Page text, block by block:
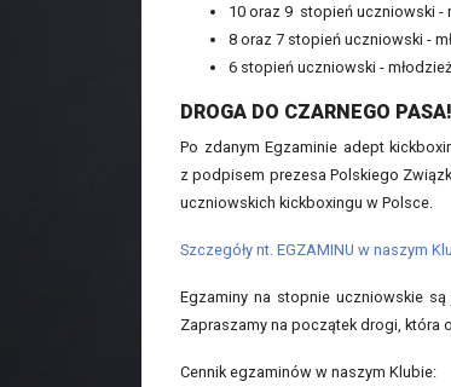
10 oraz 9 stopień uczniowski -
8 oraz 7 stopień uczniowski -
6 stopień uczniowski -
DROGA DO CZARNEGO PASA!
Po zdanym Egzaminie adept
z podpisem prezesa Polskiego
uczniowskich kickboxingu w Polsce.
Szczegóły nt. EGZAMINU w naszym
Egzaminy na stopnie uczniowskie
Zapraszamy na początek drogi, która
Cennik egzaminów w naszym Klubie: